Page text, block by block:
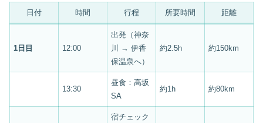
日付 時間 行程 所要時間 距離
1日目 12:00
出発（神奈
川 → 伊香
保温泉へ）
約2.5h 約150km
13:30
昼食：高坂
SA
約1h 約80km
宿チェック